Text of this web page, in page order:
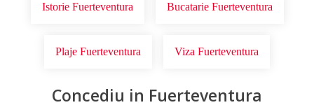
Istorie Fuerteventura Bucatarie Fuerteventura
Plaje Fuerteventura Viza Fuerteventura
Concediu in Fuerteventura